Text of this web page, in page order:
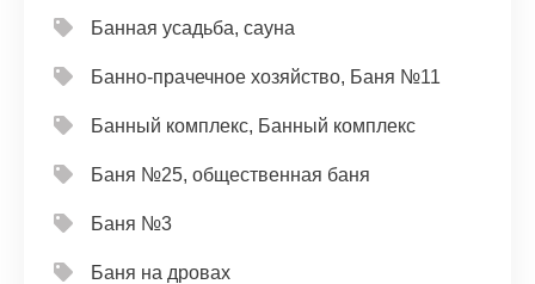
Банная усадьба, сауна
Банно-прачечное хозяйство, Баня №11
Банный комплекс, Банный комплекс
Баня №25, общественная баня
Баня №3
Баня на дровах